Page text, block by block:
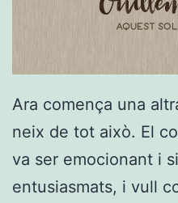
Ara comença una
neix de tot això. El
va ser emocionant i
entusiasmats, i vull